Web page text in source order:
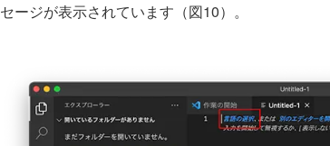
セージが表示されています（図10）。